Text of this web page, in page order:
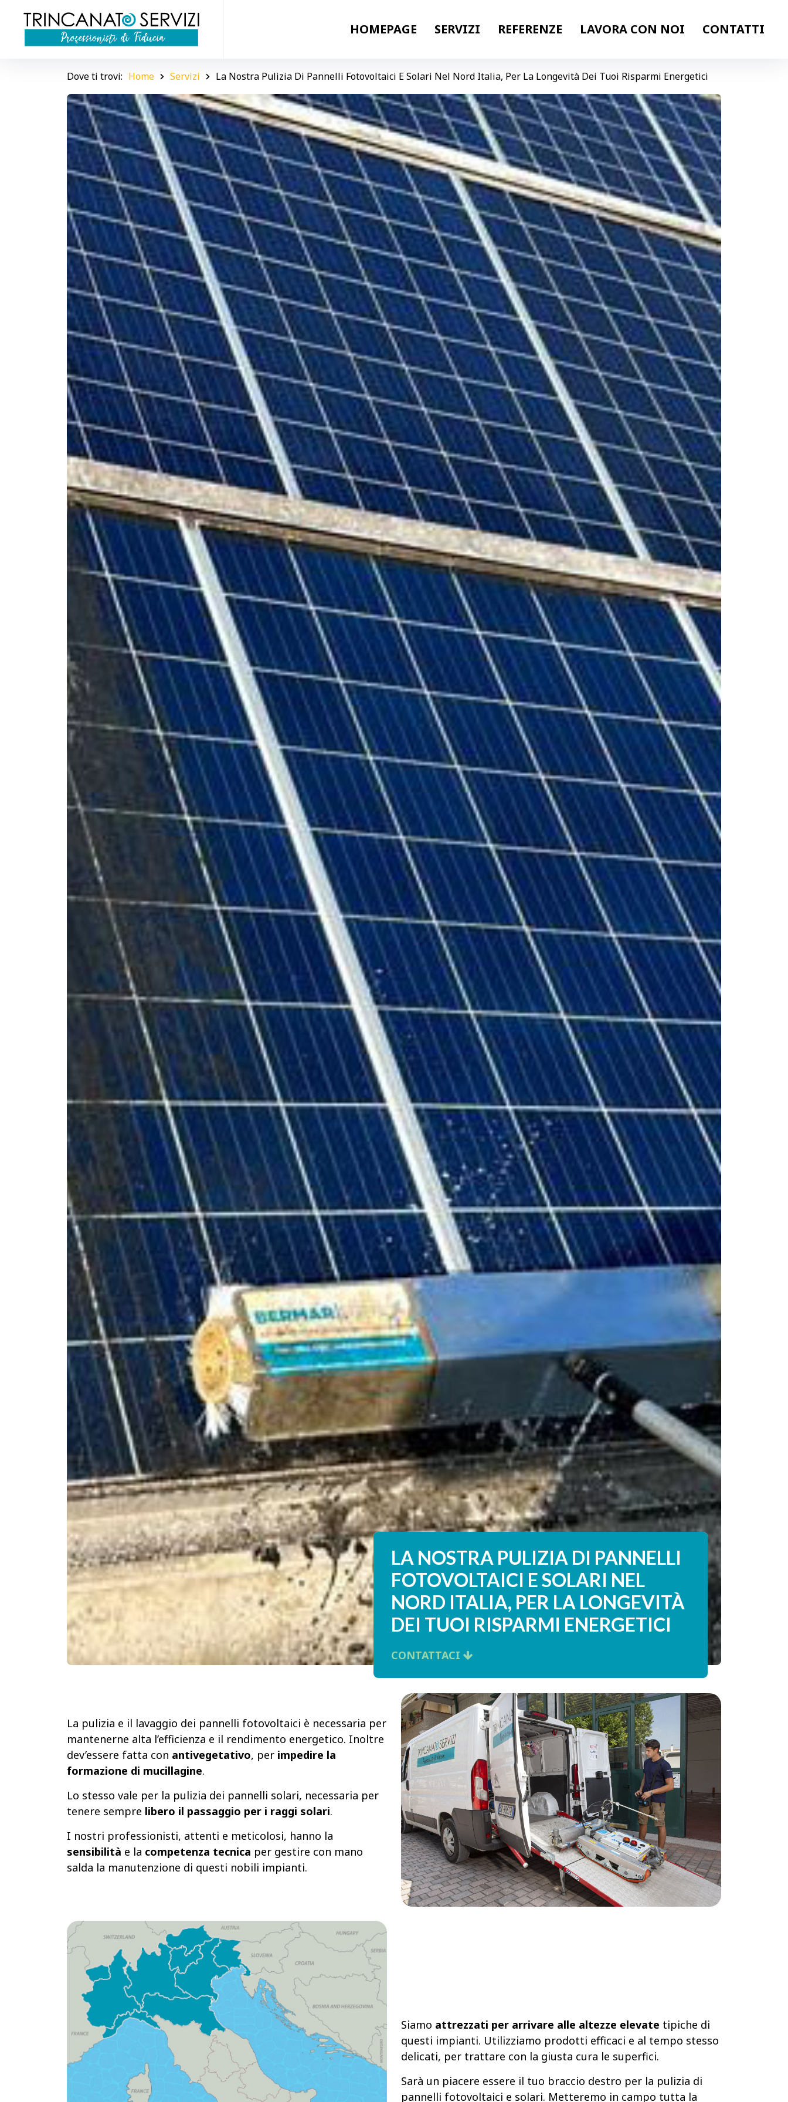
HOMEPAGE SERVIZI REFERENZE LAVORA CON NOI CONTATTI
Dove ti trovi: Home Servizi La Nostra Pulizia Di Pannelli Fotovoltaici E Solari Nel Nord Italia, Per La Longevità Dei Tuoi Risparmi Energetici
LA NOSTRA PULIZIA DI PANNELLI
FOTOVOLTAICI E SOLARI NEL
NORD ITALIA, PER LA LONGEVITÀ
DEI TUOI RISPARMI ENERGETICI
CONTATTACI
La pulizia e il lavaggio dei pannelli fotovoltaici è necessaria per
mantenerne alta l’efficienza e il rendimento energetico. Inoltre
dev’essere fatta con antivegetativo, per impedire la
formazione di mucillagine.
Lo stesso vale per la pulizia dei pannelli solari, necessaria per
tenere sempre libero il passaggio per i raggi solari.
I nostri professionisti, attenti e meticolosi, hanno la
sensibilità e la competenza tecnica per gestire con mano
salda la manutenzione di questi nobili impianti.
Siamo attrezzati per arrivare alle altezze elevate tipiche di
questi impianti. Utilizziamo prodotti efficaci e al tempo stesso
delicati, per trattare con la giusta cura le superfici.
Sarà un piacere essere il tuo braccio destro per la pulizia di
pannelli fotovoltaici e solari. Metteremo in campo tutta la